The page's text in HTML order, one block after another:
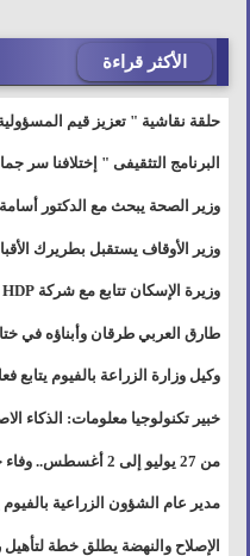
الأكثر قراءة
حلقة نقاشية " تعزيز قيم
البرنامج التثقيفى " إختلافنا سر
وطالبات ذوى الهمهم" بمدارس
وزير الصحة يبحث مع الدكتور
الأستاذ بجامعة هارفارد توسيع برامج
وزير الأوقاف يستقبل بطريرك
وتسويق مشروعات المدن الجديدة
طارق العربي طرقان وأبناؤه في
الصيفي للموسيقى والغناء
وكيل وزارة الزراعة بالفيوم يتابع
خبير تكنولوجيا معلومات: الذكاء
المستخدم إلى سلعة فى اقتصاد
من 27 يوليو إلى 2
تأثيرات أقوى الاتصالات الفلكية على
مدير عام الشؤون الزراعية
الاجتماع الدوري لمتابعة الحصر
الإصلاح والنهضة يطلق خطة